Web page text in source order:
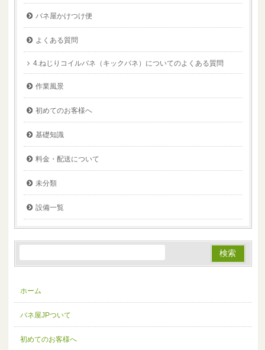
バネ屋かけつけ便
よくある質問
4.ねじりコイルバネ（キックバネ）についてのよくある質問
作業風景
初めてのお客様へ
基礎知識
料金・配送について
未分類
設備一覧
ホーム
バネ屋JPついて
初めてのお客様へ